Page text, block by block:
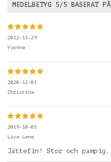
MEDELBETYG 5 /5 BASERAT PÅ
2022-11-29
Yvonne
2020-12-01
Christina
2019-10-03
Live Lene
Jättefin! Stor och pampig.